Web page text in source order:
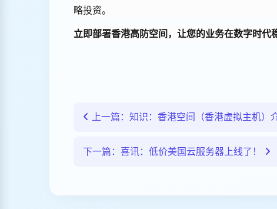
略投资。
立即部署香港高防空间，让您的业务在数字时代
上一篇：知识：香港空间（香港虚拟主机）
下一篇：喜讯：低价美国云服务器上线了！